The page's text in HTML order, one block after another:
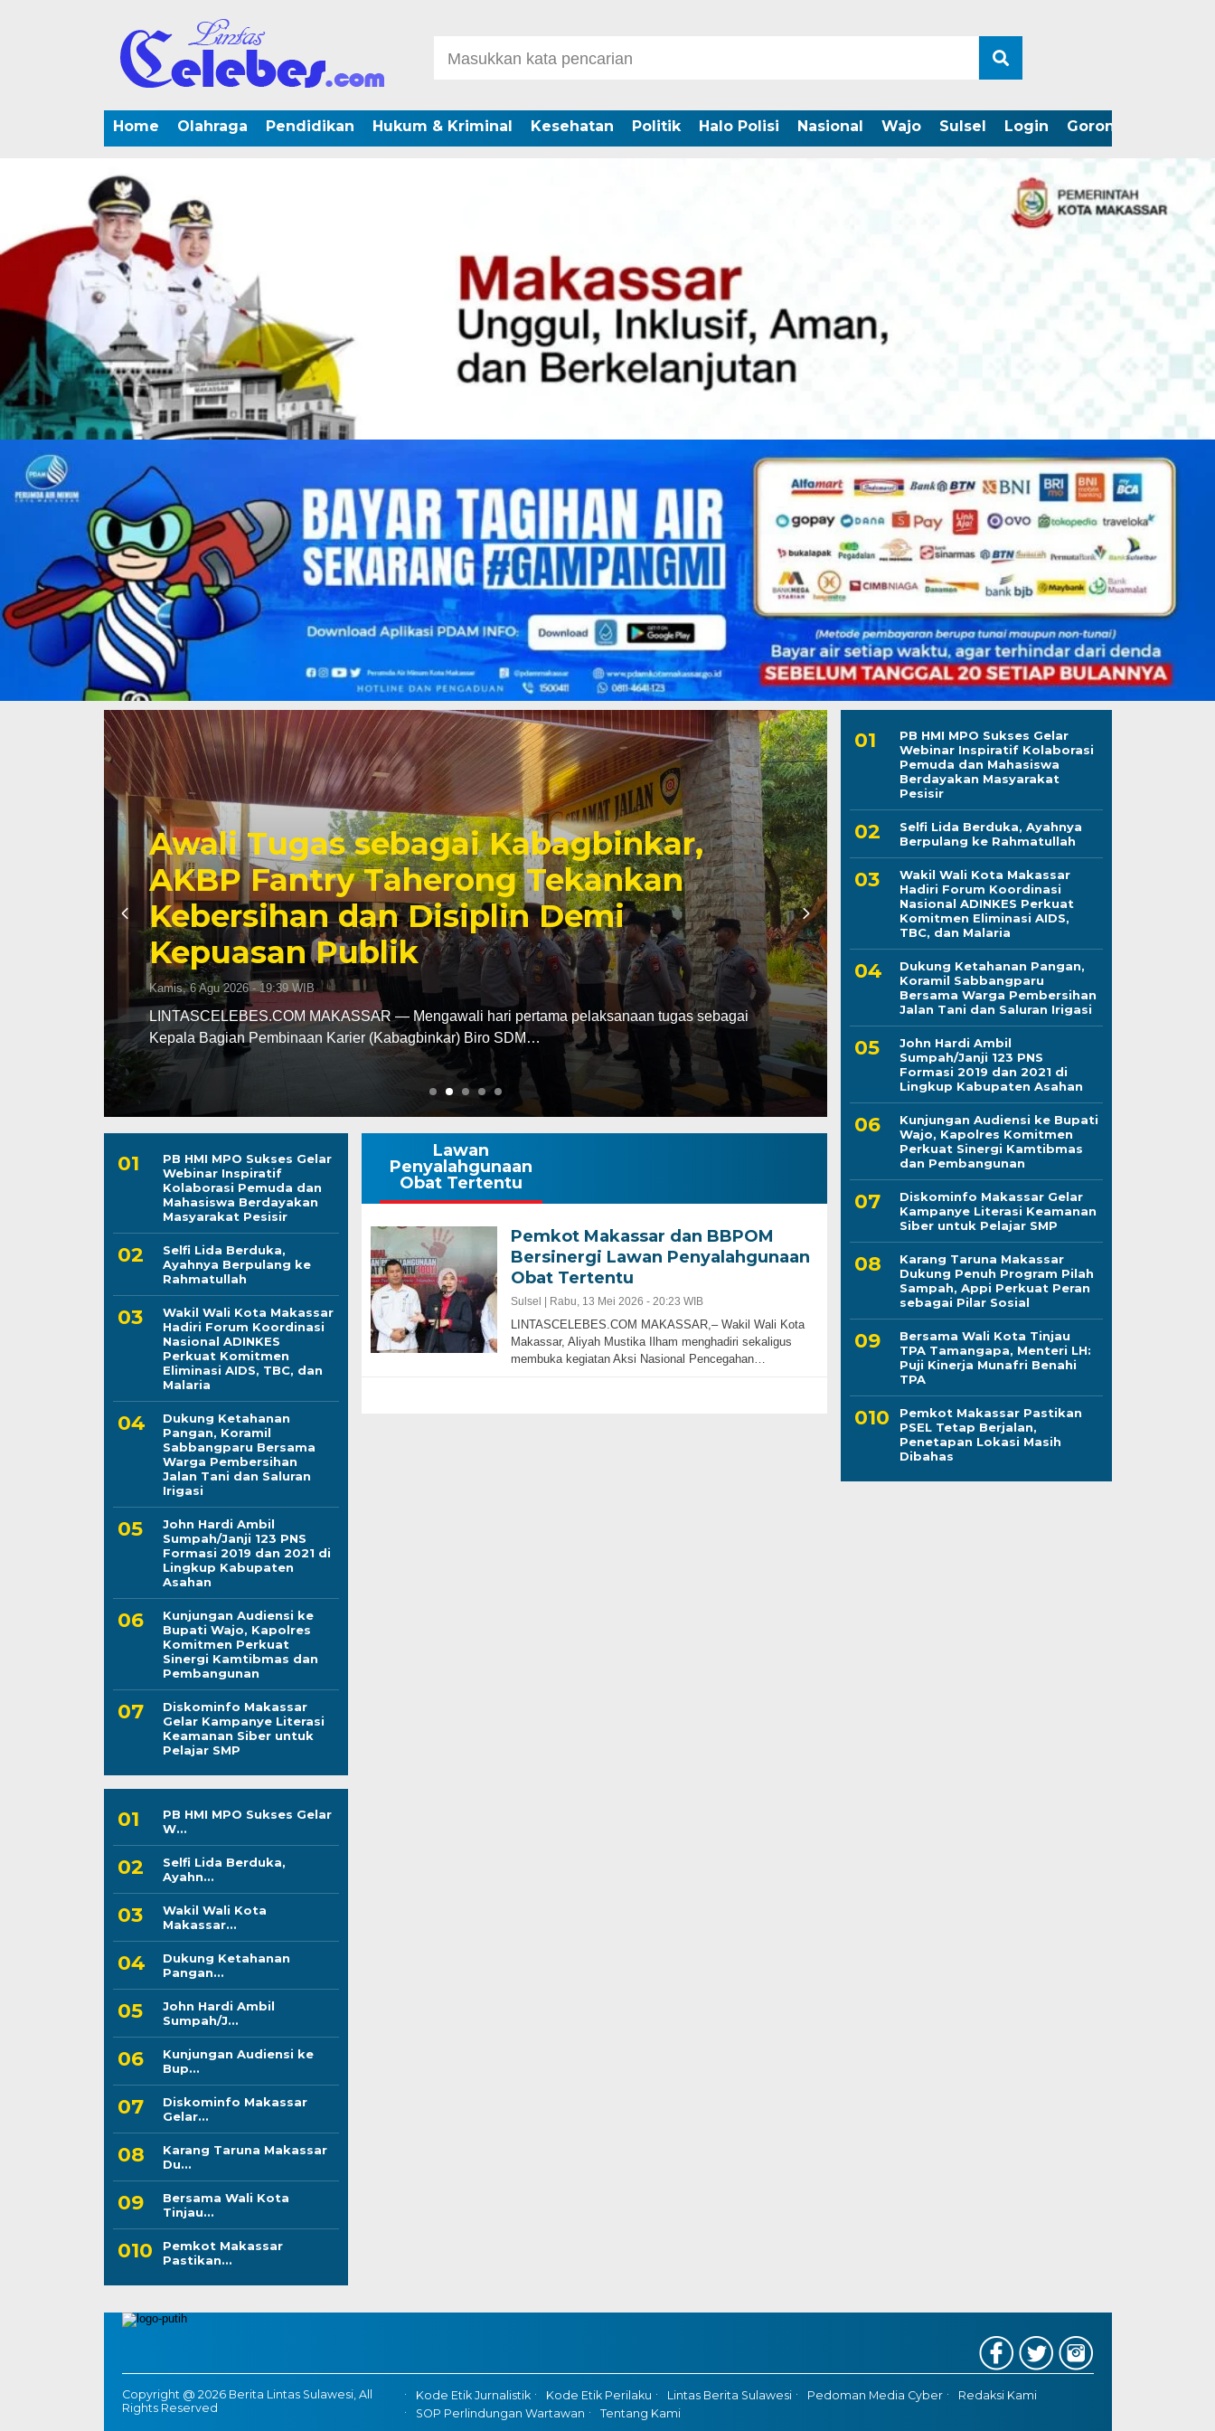
Home Olahraga Pendidikan Hukum & Kriminal Kesehatan Politik Halo Polisi Nasional Wajo Sulsel Login Gorontalo
Karang Taruna Makassar Dukung
Penuh Program Pilah Sampah, Appi
Perkuat Peran sebagai Pilar Sosial
Kamis, 6 Agu 2026 - 15:21 WIB
LINTASCELEBES.COM MAKASSAR — Pengurus Karang Taruna Kota Makassar menegaskan
komitmennya menjadi mitra strategis Pemerintah Kota Makassar…
Dukung Ketahanan
Sabbangparu
Pembersihan Jalan
Irigasi
Kamis, 6 Agu 2026 - 13:41 WIB
LINTASCELEBES.COM WAJO — Personel
Serma Zulkifli menggelar kegiatan Karya Bhakti
PB HMI MPO Sukses Gelar
Webinar Inspiratif
Kolaborasi Pemuda dan
Mahasiswa Berdayakan
Masyarakat Pesisir
Selfi Lida Berduka,
Ayahnya Berpulang ke
Rahmatullah
Wakil Wali Kota Makassar
Hadiri Forum Koordinasi
Nasional ADINKES
Perkuat Komitmen
Eliminasi AIDS, TBC, dan
Malaria
Dukung Ketahanan
Pangan, Koramil
Sabbangparu Bersama
Warga Pembersihan
Jalan Tani dan Saluran
Irigasi
John Hardi Ambil
Sumpah/Janji 123 PNS
Formasi 2019 dan 2021 di
Lingkup Kabupaten
Asahan
Kunjungan Audiensi ke
Bupati Wajo, Kapolres
Komitmen Perkuat
Sinergi Kamtibmas dan
Pembangunan
Diskominfo Makassar
Gelar Kampanye Literasi
Keamanan Siber untuk
Pelajar SMP
PB HMI MPO Sukses Gelar
W...
Selfi Lida Berduka,
Ayahn...
Wakil Wali Kota
Makassar...
Dukung Ketahanan
Pangan...
John Hardi Ambil
Sumpah/J...
Kunjungan Audiensi ke
Bup...
Diskominfo Makassar
Gelar...
Karang Taruna Makassar
Du...
Bersama Wali Kota
Tinjau...
Pemkot Makassar
Pastikan...
Lawan
Penyalahgunaan
Obat Tertentu
Pemkot Makassar dan BBPOM
Bersinergi Lawan Penyalahgunaan
Obat Tertentu
Sulsel | Rabu, 13 Mei 2026 - 20:23 WIB
LINTASCELEBES.COM MAKASSAR,– Wakil Wali Kota
Makassar, Aliyah Mustika Ilham menghadiri sekaligus
membuka kegiatan Aksi Nasional Pencegahan…
PB HMI MPO Sukses Gelar
Webinar Inspiratif Kolaborasi
Pemuda dan Mahasiswa
Berdayakan Masyarakat
Pesisir
Selfi Lida Berduka, Ayahnya
Berpulang ke Rahmatullah
Wakil Wali Kota Makassar
Hadiri Forum Koordinasi
Nasional ADINKES Perkuat
Komitmen Eliminasi AIDS,
TBC, dan Malaria
Dukung Ketahanan Pangan,
Koramil Sabbangparu
Bersama Warga Pembersihan
Jalan Tani dan Saluran Irigasi
John Hardi Ambil
Sumpah/Janji 123 PNS
Formasi 2019 dan 2021 di
Lingkup Kabupaten Asahan
Kunjungan Audiensi ke Bupati
Wajo, Kapolres Komitmen
Perkuat Sinergi Kamtibmas
dan Pembangunan
Diskominfo Makassar Gelar
Kampanye Literasi Keamanan
Siber untuk Pelajar SMP
Karang Taruna Makassar
Dukung Penuh Program Pilah
Sampah, Appi Perkuat Peran
sebagai Pilar Sosial
Bersama Wali Kota Tinjau
TPA Tamangapa, Menteri LH:
Puji Kinerja Munafri Benahi
TPA
Pemkot Makassar Pastikan
PSEL Tetap Berjalan,
Penetapan Lokasi Masih
Dibahas
Copyright @ 2026 Berita Lintas Sulawesi, All
Rights Reserved
Kode Etik Jurnalistik Kode Etik Perilaku Lintas Berita Sulawesi Pedoman Media Cyber
Redaksi Kami
SOP Perlindungan Wartawan
Tentang Kami